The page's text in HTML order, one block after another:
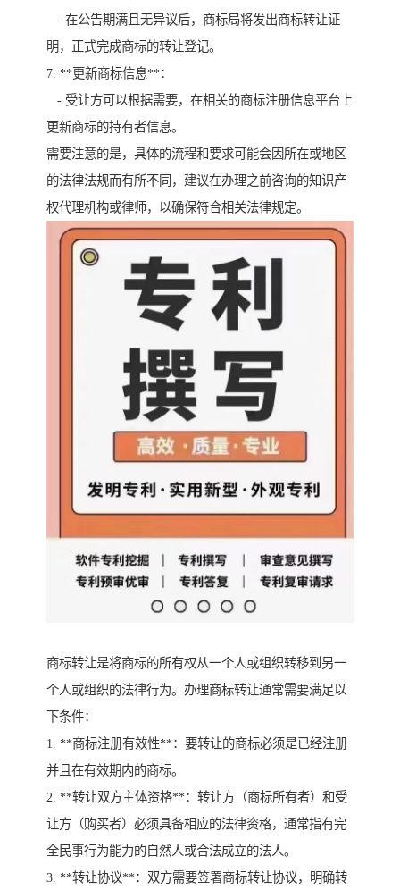
- 在公告期满且无异议后，商标局将发出商标转让证
明，正式完成商标的转让登记。
7. **更新商标信息**：
- 受让方可以根据需要，在相关的商标注册信息平台上
更新商标的持有者信息。
需要注意的是，具体的流程和要求可能会因所在或地区
的法律法规而有所不同，建议在办理之前咨询的知识产
权代理机构或律师，以确保符合相关法律规定。
商标转让是将商标的所有权从一个人或组织转移到另一
个人或组织的法律行为。办理商标转让通常需要满足以
下条件：
1. **商标注册有效性**：要转让的商标必须是已经注册
并且在有效期内的商标。
2. **转让双方主体资格**：转让方（商标所有者）和受
让方（购买者）必须具备相应的法律资格，通常指有完
全民事行为能力的自然人或合法成立的法人。
3. **转让协议**：双方需要签署商标转让协议，明确转